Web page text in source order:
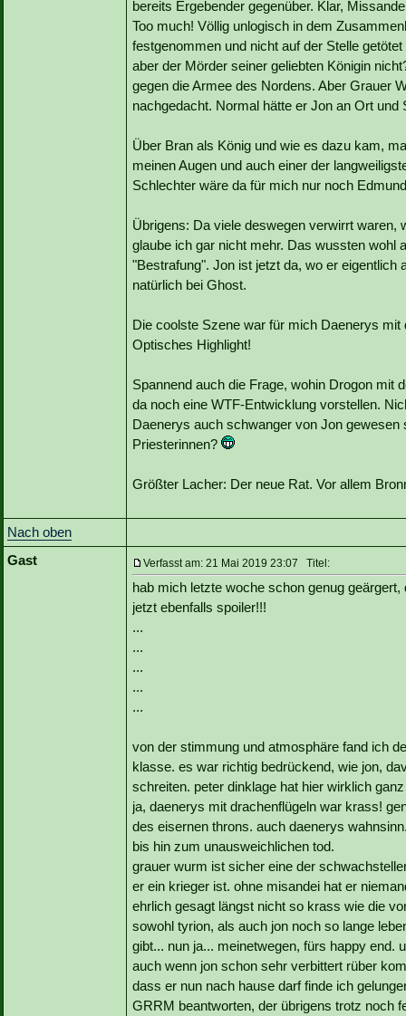
bereits Ergebender gegenüber. Klar,
Too much! Völlig unlogisch in dem
festgenommen und nicht auf der Stelle
aber der Mörder seiner geliebten Königin
gegen die Armee des Nordens. Aber Grauer
nachgedacht. Normal hätte er Jon an Ort
Über Bran als König und wie es dazu kam,
meinen Augen und auch einer der
Schlechter wäre da für mich nur noch
Übrigens: Da viele deswegen verwirrt waren,
glaube ich gar nicht mehr. Das wussten wohl
"Bestrafung". Jon ist jetzt da, wo er eigentlich
natürlich bei Ghost.
Die coolste Szene war für mich Daenerys
Optisches Highlight!
Spannend auch die Frage, wohin Drogon mit
da noch eine WTF-Entwicklung vorstellen.
Daenerys auch schwanger von Jon
Priesterinnen?
Größter Lacher: Der neue Rat. Vor allem
Nach oben
Gast
Verfasst am: 21 Mai 2019 23:07 Titel:
hab mich letzte woche schon genug
jetzt ebenfalls spoiler!!!
...
...
...
...
...
von der stimmung und atmosphäre fand ich
klasse. es war richtig bedrückend, wie jon,
schreiten. peter dinklage hat hier wirklich
ja, daenerys mit drachenflügeln war krass!
des eisernen throns. auch daenerys
bis hin zum unausweichlichen tod.
grauer wurm ist sicher eine der
er ein krieger ist. ohne misandei hat er
ehrlich gesagt längst nicht so krass wie die
sowohl tyrion, als auch jon noch so lange
gibt... nun ja... meinetwegen, fürs happy end.
auch wenn jon schon sehr verbittert rüber
dass er nun nach hause darf finde ich
GRRM beantworten, der übrigens trotz noch